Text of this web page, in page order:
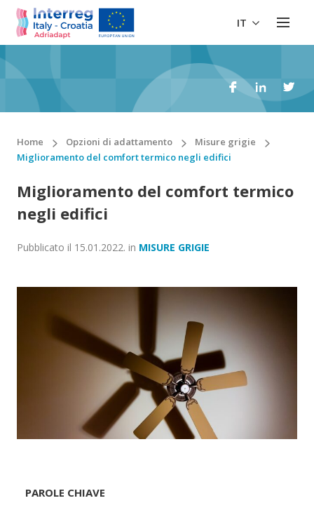
IT
Home Opzioni di adattamento
Misure grigie
Miglioramento del comfort termico negli edifici
Miglioramento del comfort termico
negli edifici
Pubblicato il 15.01.2022. in MISURE GRIGIE
PAROLE CHIAVE